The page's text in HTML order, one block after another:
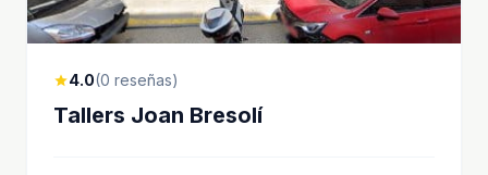
star4.0(0 reseñas)
Tallers Joan Bresolí